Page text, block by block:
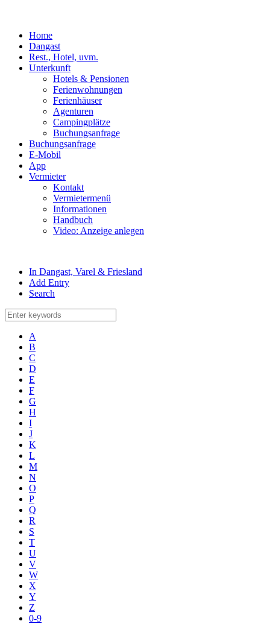
Home
Dangast
Rest., Hotel, uvm.
Unterkunft
Hotels & Pensionen
Ferienwohnungen
Ferienhäuser
Agenturen
Campingplätze
Buchungsanfrage
Buchungsanfrage
E-Mobil
App
Vermieter
Kontakt
Vermietermenü
Informationen
Handbuch
Video: Anzeige anlegen
In Dangast, Varel & Friesland
Add Entry
Search
A
B
C
D
E
F
G
H
I
J
K
L
M
N
O
P
Q
R
S
T
U
V
W
X
Y
Z
0-9